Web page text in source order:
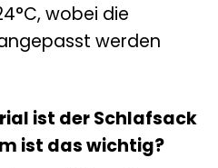
wobei die
werden
ist der Schlafsack
ist das wichtig?